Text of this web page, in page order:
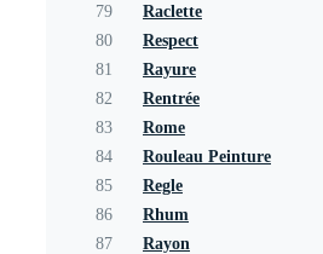
79
Raclette
80
Respect
81
Rayure
82
Rentrée
83
Rome
84
Rouleau Peinture
85
Regle
86
Rhum
87
Rayon